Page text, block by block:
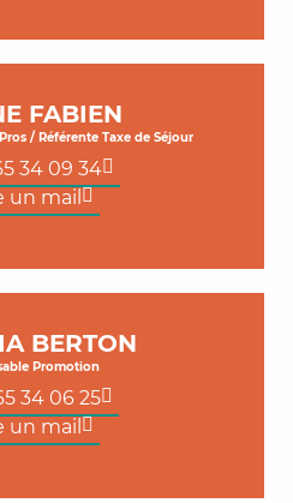
FABIEN
/ Référente Taxe de Séjour
34 09 34
un mail
BERTON
Promotion
34 06 25
un mail